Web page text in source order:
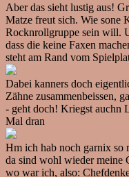
Aber das sieht lustig aus!
Matze freut sich. Wie sone
Rocknrollgruppe sein will.
dass die keine Faxen
steht am Rand vom
Dabei kanners doch
Zähne zusammenbeissen,
- geht doch! Kriegst auchn
Mal dran
Hm ich hab noch garnix so
da sind wohl wieder meine
wo war ich, also: